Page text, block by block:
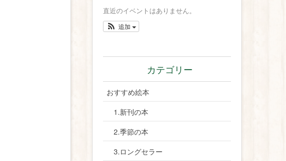
直近のイベントはありません。
追加
カテゴリー
おすすめ絵本
1.新刊の本
2.季節の本
3.ロングセラー